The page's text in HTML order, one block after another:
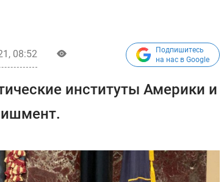
08:52
Подпишитесь
на нас в Google
институты Америки и